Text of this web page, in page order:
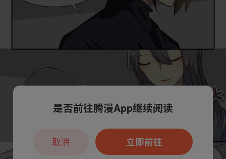
是否前往腾漫App继续阅读
立即前往
取消